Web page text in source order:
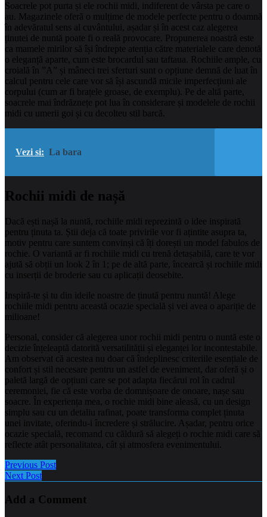
Soacrele pot purta și ele rochii midi, indiferent de vârsta pe care o
au. Magazinele oferă o mulțime de modele perfecte pentru o doamnă
în adevăratul sens al cuvântului, așadar și în acest caz alegerea
ținutei de nuntă poate fi o reală provocare. Propunerea noastră este
ca mamele mirilor să își îndrepte atenția către materialele care denotă
o eleganță aparte, cum este brocardul sau taftaua. Rochiile ample, cu
croială în ”A” și mâneci trei sferturi sunt o opțiune demnă de luat în
calcul pentru cele care vor să își ascundă micile imperfecțiuni ale
corpului (cum ar fi brațele groase, de exemplu). Pe de altă parte,
soacrele mai îndrăznețe pot lua în considerare și modelele de rochii
midi cu umerii goi și cu decolteu stil barcă.
Vezi si: La bara
Rochii midi de nașă
Dacă ești nașă la nuntă, rochiile midi reprezintă o idee inspirată
pentru ținuta ta. Știi deja că toate privirile vor fi ațintite asupra ta,
motiv pentru care suntem convinși că îți dorești un model fabulos de
rochie. O variantă ar fi rochiile midi cu trenă detașabilă, care te vor
ajută să obții un look 2 în 1; pe de altă parte, încearcă și rochiile midi
cu inserții de broderie sau cu aplicații deosebite.
Inspiră-te și tu din ideile noastre de ținută pentru nuntă! Alege
rochiile midi pentru această ocazie specială și vei avea o apariție de
milioane!
Personal, consider că alegerea unor rochii midi pentru o nuntă este o
decizie înțeleaptă datorită versatilității și eleganței lor incontestabile.
Am observat că acestea nu doar că îndeplinesc criteriile esențiale de
confort și stil necesare pentru un astfel de eveniment, dar oferă și o
paletă largă de opțiuni care se pot adapta fiecărui rol în cadrul
ceremoniei, fie că este vorba de domnișoare de onoare, nașe sau
soacre. În experiența mea, o rochie midi bine aleasă, cu un design
simplu sau cu un detaliu rafinat, poate transforma complet ținuta
unei invitate, oferindu-i încredere și strălucire. Așadar, pentru orice
ocazie specială, recomand cu căldură să alegeți o rochie midi care să
reflecte atât personalitatea, cât și atmosfera evenimentului.
Previous Post
Next Post
Add a Comment